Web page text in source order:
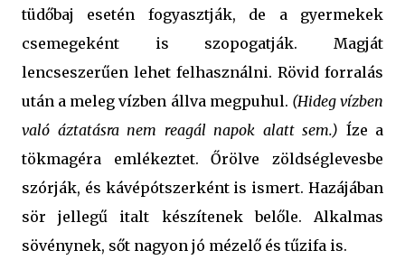
tüdőbaj esetén fogyasztják, de a gyermekek
csemegeként is szopogatják. Magját
lencseszerűen lehet felhasználni. Rövid forralás
után a meleg vízben állva megpuhul. (Hideg vízben
való áztatásra nem reagál napok alatt sem.) Íze a
tökmagéra emlékeztet. Őrölve zöldséglevesbe
szórják, és kávépótszerként is ismert. Hazájában
sör jellegű italt készítenek belőle. Alkalmas
sövénynek, sőt nagyon jó mézelő és tűzifa is.